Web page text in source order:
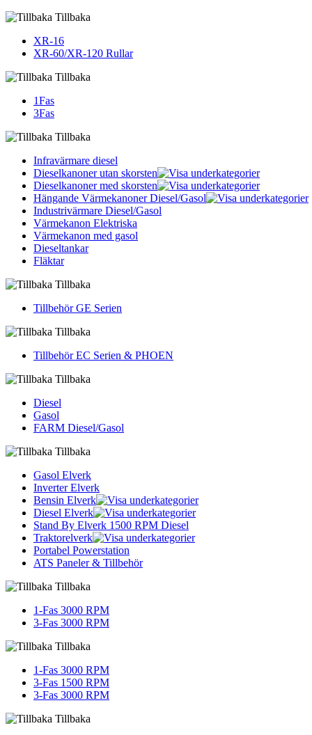
Tillbaka
XR-16
XR-60/XR-120 Rullar
Tillbaka
1Fas
3Fas
Tillbaka
Infravärmare diesel
Dieselkanoner utan skorsten
Dieselkanoner med skorsten
Hängande Värmekanoner Diesel/Gasol
Industrivärmare Diesel/Gasol
Värmekanon Elektriska
Värmekanon med gasol
Dieseltankar
Fläktar
Tillbaka
Tillbehör GE Serien
Tillbaka
Tillbehör EC Serien & PHOEN
Tillbaka
Diesel
Gasol
FARM Diesel/Gasol
Tillbaka
Gasol Elverk
Inverter Elverk
Bensin Elverk
Diesel Elverk
Stand By Elverk 1500 RPM Diesel
Traktorelverk
Portabel Powerstation
ATS Paneler & Tillbehör
Tillbaka
1-Fas 3000 RPM
3-Fas 3000 RPM
Tillbaka
1-Fas 3000 RPM
3-Fas 1500 RPM
3-Fas 3000 RPM
Tillbaka